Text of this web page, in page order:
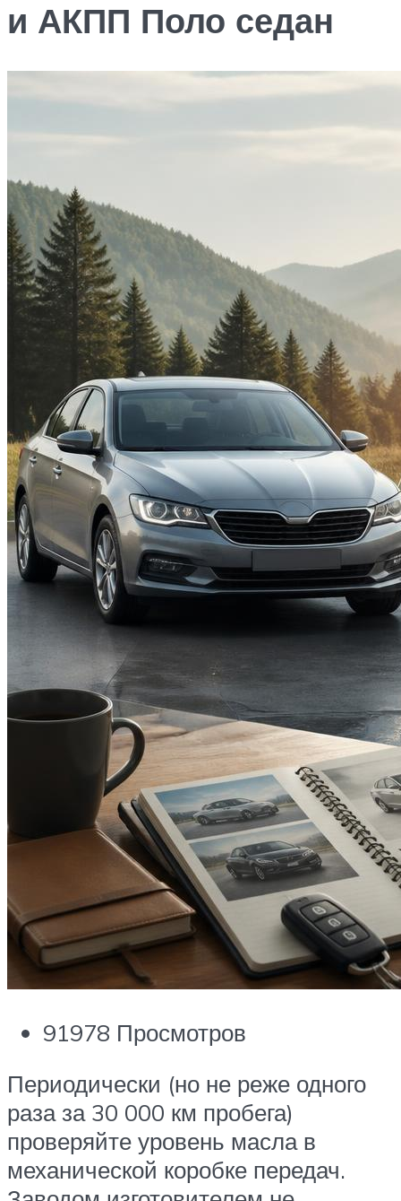
и АКПП Поло седан
91978 Просмотров
Периодически (но не реже одного
раза за 30 000 км пробега)
проверяйте уровень масла в
механической коробке передач.